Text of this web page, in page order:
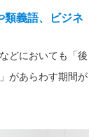
類義語、ビジネ
どにおいても「後
があらわす期間が